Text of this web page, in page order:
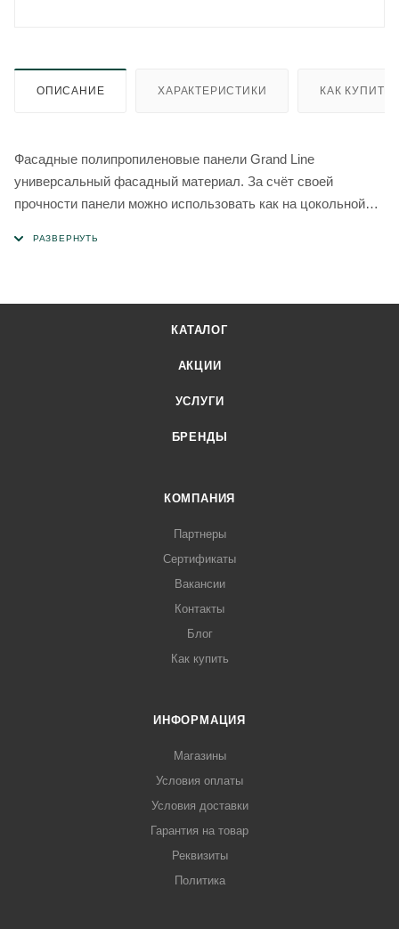
ОПИСАНИЕ ХАРАКТЕРИСТИКИ КАК КУПИТЬ
Фасадные полипропиленовые панели Grand Line
универсальный фасадный материал. За счёт своей
прочности панели можно использовать как на цокольной
КАТАЛОГ
АКЦИИ
УСЛУГИ
БРЕНДЫ
КОМПАНИЯ
Партнеры
Сертификаты
Вакансии
Контакты
Блог
Как купить
ИНФОРМАЦИЯ
Магазины
Условия оплаты
Условия доставки
Гарантия на товар
Реквизиты
Политика